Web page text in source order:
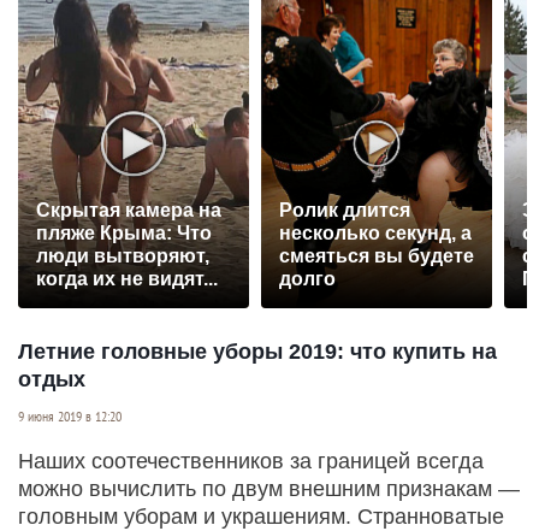
Скрытая камера на
пляже Крыма: Что
люди вытворяют,
когда их не видят...
Ролик длится
несколько секунд, а
смеяться вы будете
долго
Летние головные уборы 2019: что купить на
отдых
9 июня 2019 в 12:20
Наших соотечественников за границей всегда
можно вычислить по двум внешним признакам —
головным уборам и украшениям. Странноватые